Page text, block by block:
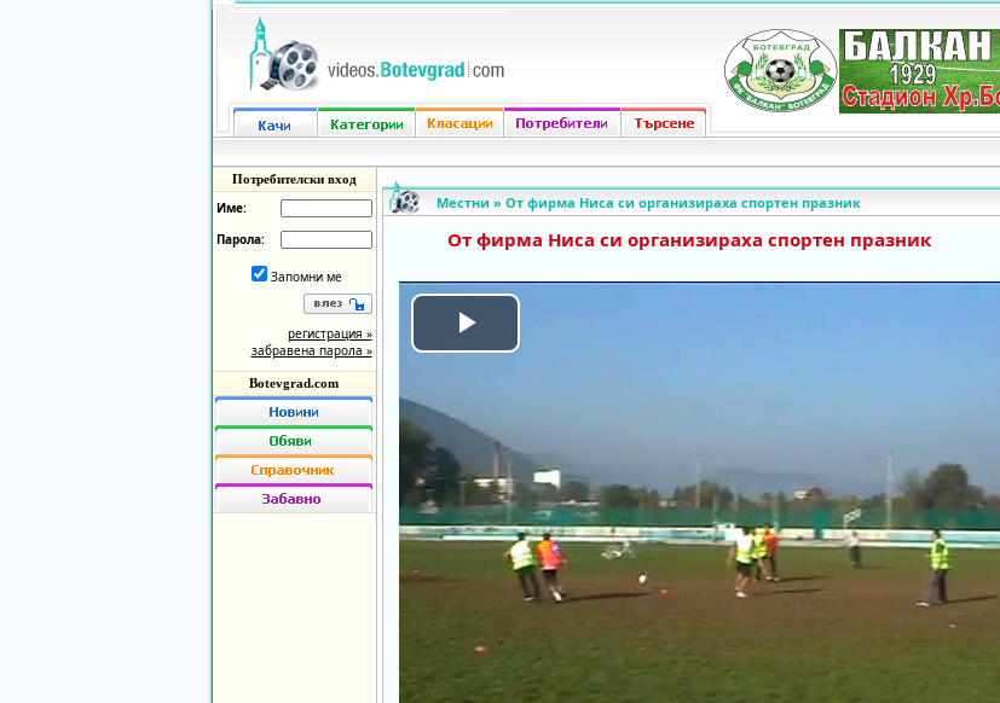
Потребителски вход
Име:
Парола:
Запомни ме
регистрация »
забравена парола »
Botevgrad.com
Местни » От фирма Ниса си организираха спортен празник
От фирма Ниса си организираха спортен празник
Play